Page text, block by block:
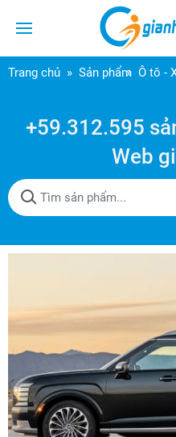
Trang chủ Sản phẩm Ô tô -
+59.312.595
Web